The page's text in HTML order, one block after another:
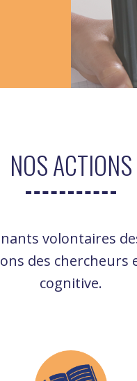
NOS ACTIONS
volontaires
des chercheurs
cognitive.